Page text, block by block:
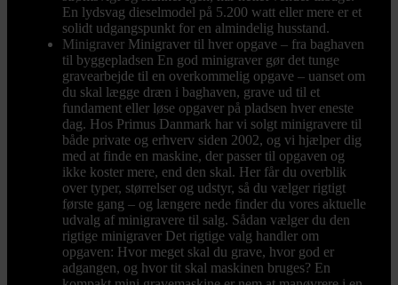
En lydsvag dieselmodel på 5.200 watt eller mere er et
solidt udgangspunkt for en almindelig husstand.
Minigraver Minigraver til hver opgave – fra baghaven
til byggepladsen En god minigraver gør det tunge
gravearbejde til en overkommelig opgave – uanset om
du skal lægge dræn i baghaven, grave ud til et
fundament eller løse opgaver på pladsen hver eneste
dag. Hos Primus Danmark har vi solgt minigravere til
både private og erhverv siden 2002, og vi hjælper dig
med at finde en maskine, der passer til opgaven og
ikke koster mere, end den skal. Her får du overblik
over typer, størrelser og udstyr, så du vælger rigtigt
første gang – og længere nede finder du vores aktuelle
udvalg af minigravere til salg. Sådan vælger du den
rigtige minigraver Det rigtige valg handler om
opgaven: Hvor meget skal du grave, hvor god er
adgangen, og hvor tit skal maskinen bruges? En